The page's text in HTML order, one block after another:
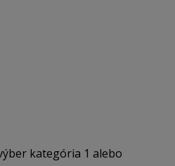
kategória 1 alebo